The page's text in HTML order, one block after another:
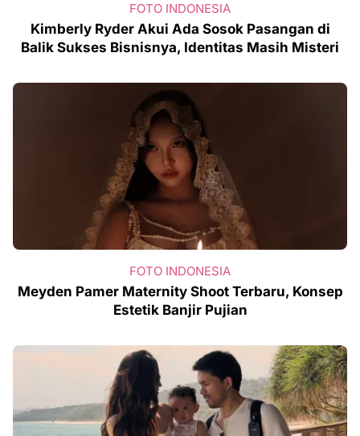
FOTO INDONESIA
Kimberly Ryder Akui Ada Sosok Pasangan di
Balik Sukses Bisnisnya, Identitas Masih Misteri
FOTO INDONESIA
Meyden Pamer Maternity Shoot Terbaru, Konsep
Estetik Banjir Pujian